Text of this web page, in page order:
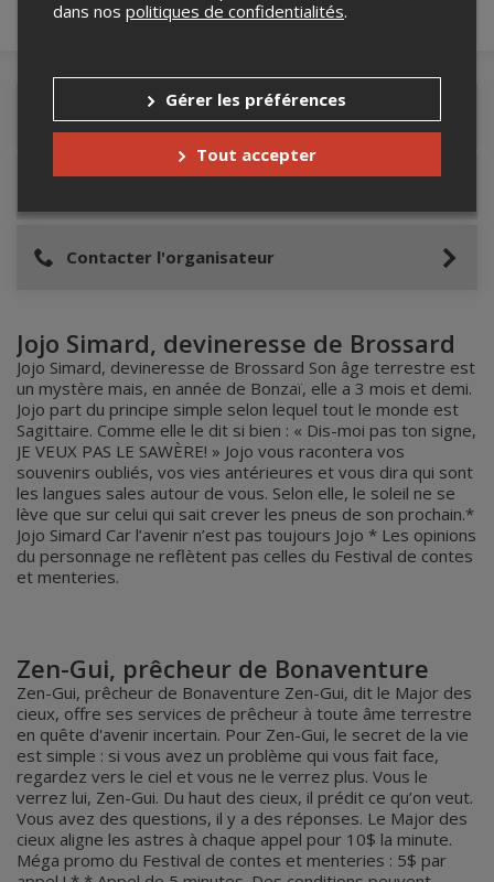
Détails de l'événement
Contacter l'organisateur
Jojo Simard, devineresse de Brossard
Jojo Simard, devineresse de Brossard Son âge terrestre est
un mystère mais, en année de Bonzaï, elle a 3 mois et demi.
Jojo part du principe simple selon lequel tout le monde est
Sagittaire. Comme elle le dit si bien : « Dis-moi pas ton signe,
JE VEUX PAS LE SAWÈRE! » Jojo vous racontera vos
souvenirs oubliés, vos vies antérieures et vous dira qui sont
les langues sales autour de vous. Selon elle, le soleil ne se
lève que sur celui qui sait crever les pneus de son prochain.*
Jojo Simard Car l’avenir n’est pas toujours Jojo * Les opinions
du personnage ne reflètent pas celles du Festival de contes
et menteries.
Zen-Gui, prêcheur de Bonaventure
Zen-Gui, prêcheur de Bonaventure Zen-Gui, dit le Major des
cieux, offre ses services de prêcheur à toute âme terrestre
en quête d'avenir incertain. Pour Zen-Gui, le secret de la vie
est simple : si vous avez un problème qui vous fait face,
regardez vers le ciel et vous ne le verrez plus. Vous le
verrez lui, Zen-Gui. Du haut des cieux, il prédit ce qu’on veut.
Vous avez des questions, il y a des réponses. Le Major des
cieux aligne les astres à chaque appel pour 10$ la minute.
Méga promo du Festival de contes et menteries : 5$ par
dans nos politiques de confidentialités.
Gérer les préférences
Tout accepter